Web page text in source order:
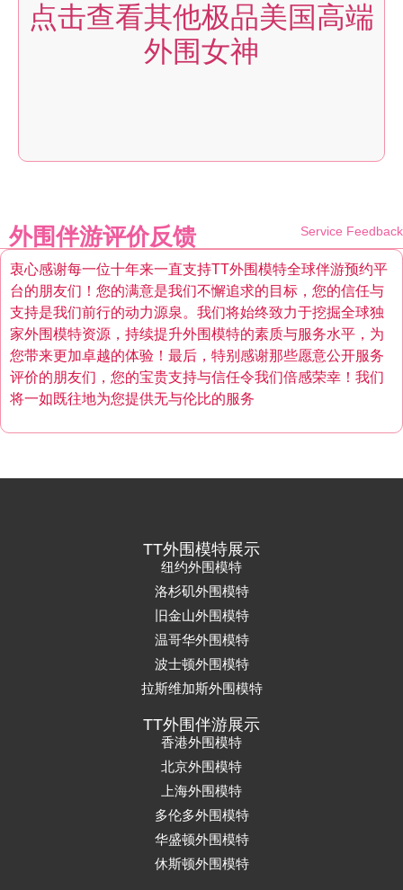
点击查看其他极品美国高端
外围女神
外围伴游评价反馈 Service Feedback
衷心感谢每一位十年来一直支持TT外围模特全球伴游预约平
台的朋友们！您的满意是我们不懈追求的目标，您的信任与
支持是我们前行的动力源泉。我们将始终致力于挖掘全球独
家外围模特资源，持续提升外围模特的素质与服务水平，为
您带来更加卓越的体验！最后，特别感谢那些愿意公开服务
评价的朋友们，您的宝贵支持与信任令我们倍感荣幸！我们
将一如既往地为您提供无与伦比的服务
TT外围模特展示
纽约外围模特
洛杉矶外围模特
旧金山外围模特
温哥华外围模特
波士顿外围模特
拉斯维加斯外围模特
TT外围伴游展示
香港外围模特
北京外围模特
上海外围模特
多伦多外围模特
华盛顿外围模特
休斯顿外围模特